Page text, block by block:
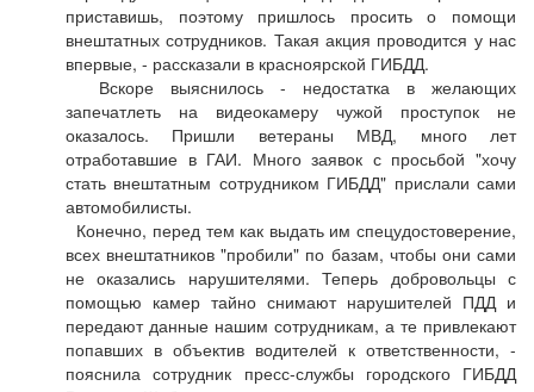
приставишь, поэтому пришлось просить о помощи
внештатных сотрудников. Такая акция проводится у нас
впервые, - рассказали в красноярской ГИБДД.
Вскоре выяснилось - недостатка в желающих
запечатлеть на видеокамеру чужой проступок не
оказалось. Пришли ветераны МВД, много лет
отработавшие в ГАИ. Много заявок с просьбой "хочу
стать внештатным сотрудником ГИБДД" прислали сами
автомобилисты.
Конечно, перед тем как выдать им спецудостоверение,
всех внештатников "пробили" по базам, чтобы они сами
не оказались нарушителями. Теперь добровольцы с
помощью камер тайно снимают нарушителей ПДД и
передают данные нашим сотрудникам, а те привлекают
попавших в объектив водителей к ответственности, -
пояснила сотрудник пресс-службы городского ГИБДД